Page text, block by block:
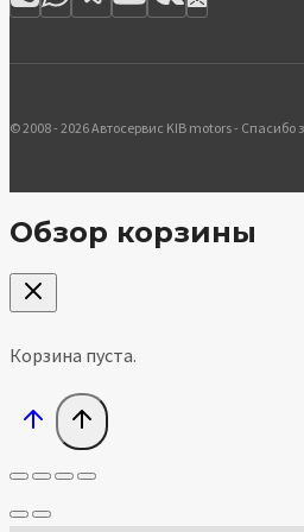
© 2008 - 2026 Автосервис KIB motors -
Обзор корзины
Корзина пуста.